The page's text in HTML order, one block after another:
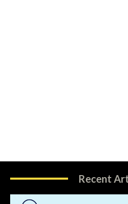
Recent